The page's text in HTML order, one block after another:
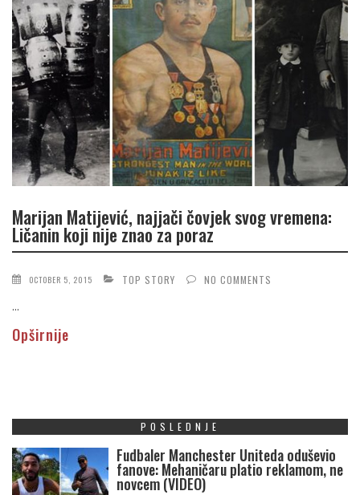
Marijan Matijević, najjači čovjek svog vremena:
Ličanin koji nije znao za poraz
OCTOBER 5, 2015 TOP STORY NO COMMENTS
...
Opširnije
POSLEDNJE
Fudbaler Manchester Uniteda oduševio
fanove: Mehaničaru platio reklamom, ne
novcem (VIDEO)